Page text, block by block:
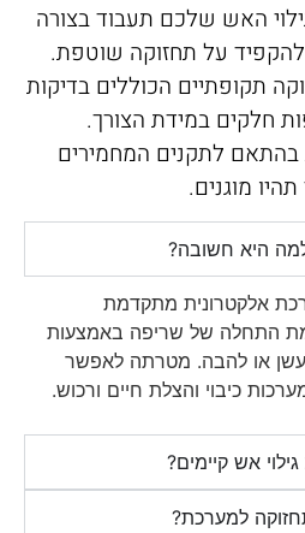
האש שלכם תעבוד בצורה
על תחזוקה שוטפת.
תקופתיים הכוללים בדיקות
חלקים במידת הצורך.
לתקנים המחמירים
מוגנים.
היא חשובה?
אלקטרונית מתקדמת
התחלה של שריפה באמצעות
עשן או להבה. מטרתה לאפשר
כיבוי והצלת חיים ורכוש.
אש קיימים?
למערכת?